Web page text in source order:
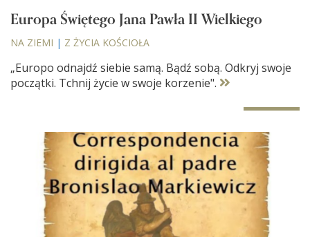
Europa Świętego Jana Pawła II Wielkiego
NA ZIEMI | Z ŻYCIA KOŚCIOŁA
„Europo odnajdź siebie samą. Bądź sobą. Odkryj swoje
początki. Tchnij życie w swoje korzenie".